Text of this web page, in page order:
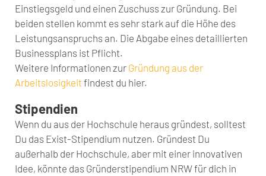
Einstiegsgeld und einen Zuschuss zur Gründung. Bei
beiden stellen kommt es sehr stark auf die Höhe des
Leistungsanspruchs an. Die Abgabe eines detaillierten
Businessplans ist Pflicht.
Weitere Informationen zur Gründung aus der
Arbeitslosigkeit findest du hier.
Stipendien
Wenn du aus der Hochschule heraus gründest, solltest
Du das Exist-Stipendium nutzen. Gründest Du
außerhalb der Hochschule, aber mit einer innovativen
Idee, könnte das Gründerstipendium NRW für dich in